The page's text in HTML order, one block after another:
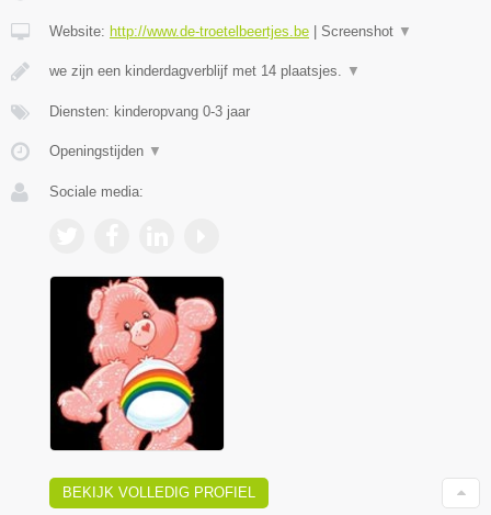
Website: http://www.de-troetelbeertjes.be Screenshot ▼
we zijn een kinderdagverblijf met 14 plaatsjes. ▼
Diensten: kinderopvang 0-3 jaar
Openingstijden ▼
Sociale media:
BEKIJK VOLLEDIG PROFIEL